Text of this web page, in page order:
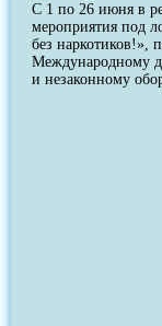
С 1 по 26 июня в
мероприятия под
без наркотиков!»,
Международному
и незаконному